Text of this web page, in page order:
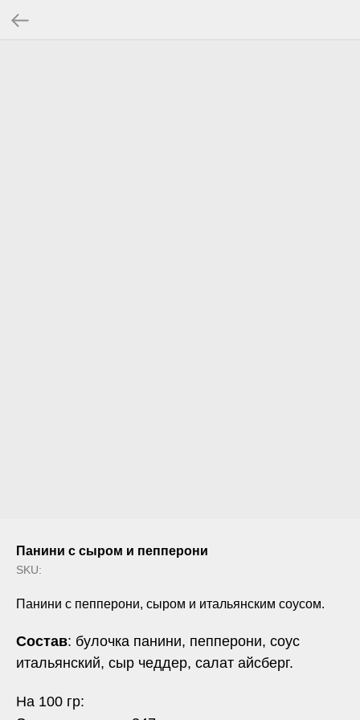
Панини с сыром и пепперони
SKU:
Панини с пепперони, сыром и итальянским соусом.
Состав: булочка панини, пепперони, соус
итальянский, сыр чеддер, салат айсберг.
На 100 гр: